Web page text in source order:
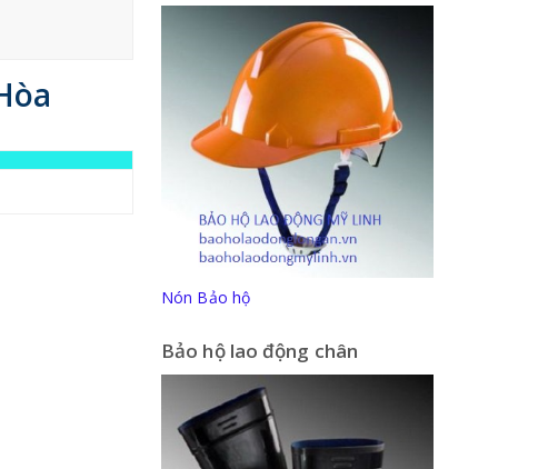
Nón Bảo hộ
Bảo hộ lao động chân